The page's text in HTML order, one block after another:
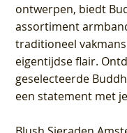
ontwerpen, biedt
assortiment
traditioneel
eigentijdse flair.
geselecteerde
een statement met